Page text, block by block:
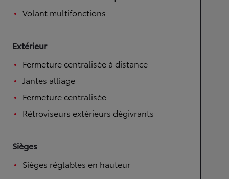
Volant multifonctions
Extérieur
Fermeture centralisée à distance
Jantes alliage
Fermeture centralisée
Rétroviseurs extérieurs dégivrants
Sièges
Sièges réglables en hauteur